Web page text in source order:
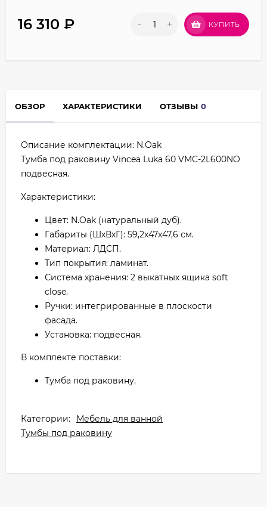
16 310 ₽ - + КУПИТЬ
ОБЗОР ХАРАКТЕРИСТИКИ ОТЗЫВЫ 0
Описание комплектации: N.Oak
Тумба под раковину Vincea Luka 60 VMC-2L600NO
подвесная.
Характеристики:
Цвет: N.Oak (натуральный дуб).
Габариты (ШхВхГ): 59,2х47х47,6 см.
Материал: ЛДСП.
Тип покрытия: ламинат.
Система хранения: 2 выкатных ящика soft
close.
Ручки: интегрированные в плоскости
фасада.
Установка: подвесная.
В комплекте поставки:
Тумба под раковину.
Категории:
Мебель для ванной
Тумбы под раковину